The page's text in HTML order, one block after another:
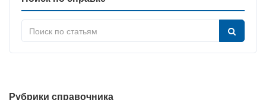
Рубрики справочника